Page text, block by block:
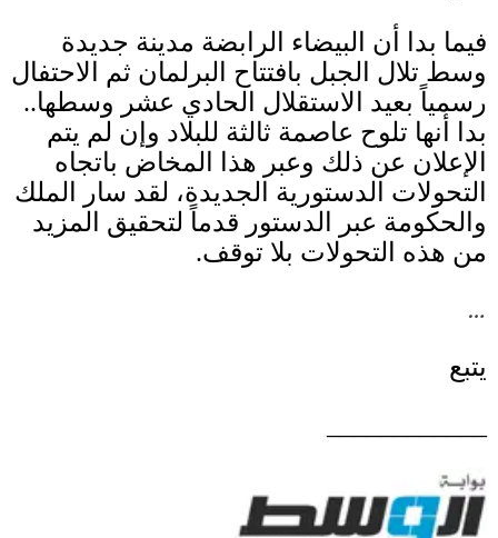
فيما بدا أن البيضاء الرابضة مدينة جديدة
وسط تلال الجبل بافتتاح البرلمان ثم الاحتفال
رسمياً بعيد الاستقلال الحادي عشر وسطها..
بدا أنها تلوح عاصمة ثالثة للبلاد وإن لم يتم
الإعلان عن ذلك وعبر هذا المخاض باتجاه
التحولات الدستورية الجديدة، لقد سار الملك
والحكومة عبر الدستور قدماً لتحقيق المزيد
من هذه التحولات بلا توقف.
…
يتبع